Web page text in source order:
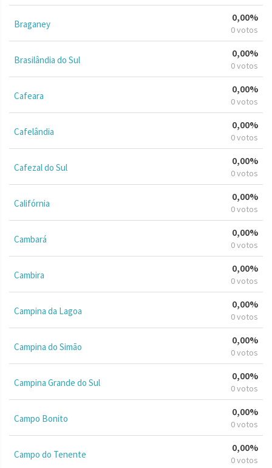
Braganey
0,00%
0 votos
Brasilândia do Sul
0,00%
0 votos
Cafeara
0,00%
0 votos
Cafelândia
0,00%
0 votos
Cafezal do Sul
0,00%
0 votos
Califórnia
0,00%
0 votos
Cambará
0,00%
0 votos
Cambira
0,00%
0 votos
Campina da Lagoa
0,00%
0 votos
Campina do Simão
0,00%
0 votos
Campina Grande do Sul
0,00%
0 votos
Campo Bonito
0,00%
0 votos
Campo do Tenente
0,00%
0 votos